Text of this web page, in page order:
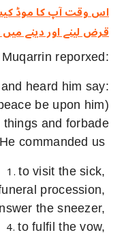
اس وقت آپ کا موڈ
قرض لینے اور دینے
reporxed:
heard him say:
be upon him)
and forbade
commanded us
to visit the sick,
procession,
the sneezer,
to fulfil the vow,